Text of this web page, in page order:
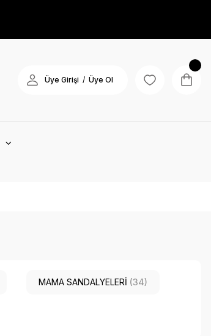
Üye Girişi / Üye Ol
MAMA SANDALYELERİ (34)